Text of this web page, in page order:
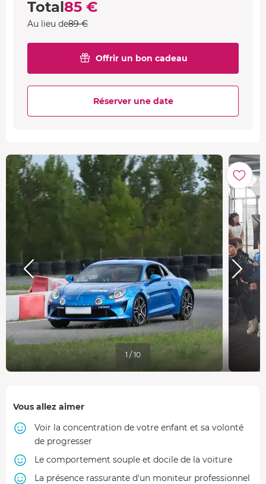
Total85 €
Au lieu de89 €
Offrir un bon cadeau
Réserver une date
1 / 10
Vous allez aimer
Voir la concentration de votre enfant et sa volonté
de progresser
Le comportement souple et docile de la voiture
La présence rassurante d'un moniteur professionnel